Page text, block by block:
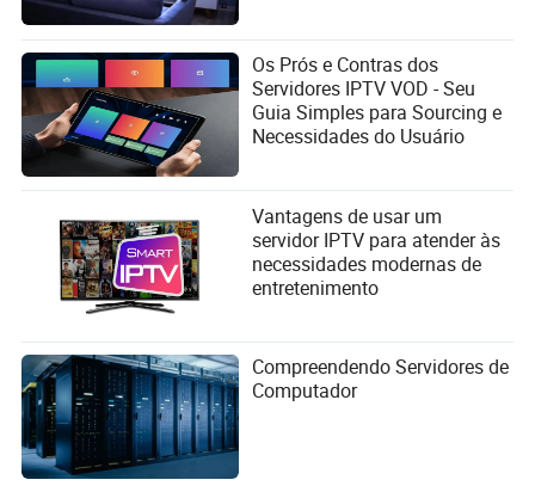
forma abrangente, com extensa pesquisa
macroeconômica, de indústria e de empresas listadas.
Utiliza tecnologias avançadas, incluindo motores de
busca inteligentes, OCR profissional, análise de
estruturação de documentos e processamento de
linguagem natural para fornecer recuperação de
informações conveniente, abrangente, em tempo real
e profissional para investidores financeiros, executivos
corporativos, consultores, pesquisadores da indústria,
analistas de mercado e pessoal de operações.
Comprometido com tecnologia de ponta e
experiências amigáveis, ajuda profissionais e
investidores a extrair valor de forma eficiente de
Os Prós e Contras dos
Servidores IPTV VOD - Seu
Guia Simples para Sourcing e
Necessidades do Usuário
Vantagens de usar um
servidor IPTV para atender às
necessidades modernas de
entretenimento
Compreendendo Servidores de
Computador